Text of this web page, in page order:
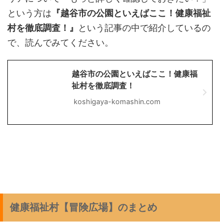
という方は 『越谷市の公園といえばここ！健康福祉
村を徹底調査！』
という記事の中で紹介しているの
で、読んでみてください。
越谷市の公園といえばここ！健康福
祉村を徹底調査！
koshigaya-komashin.com
健康福祉村【冒険広場】のまとめ